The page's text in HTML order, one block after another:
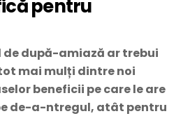
pentru
de după-amiază ar trebui
mai mulți dintre noi
beneficii pe care le are
de-a-ntregul, atât pentru